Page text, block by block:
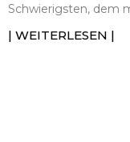
Schwierigsten, dem
| WEITERLESEN |